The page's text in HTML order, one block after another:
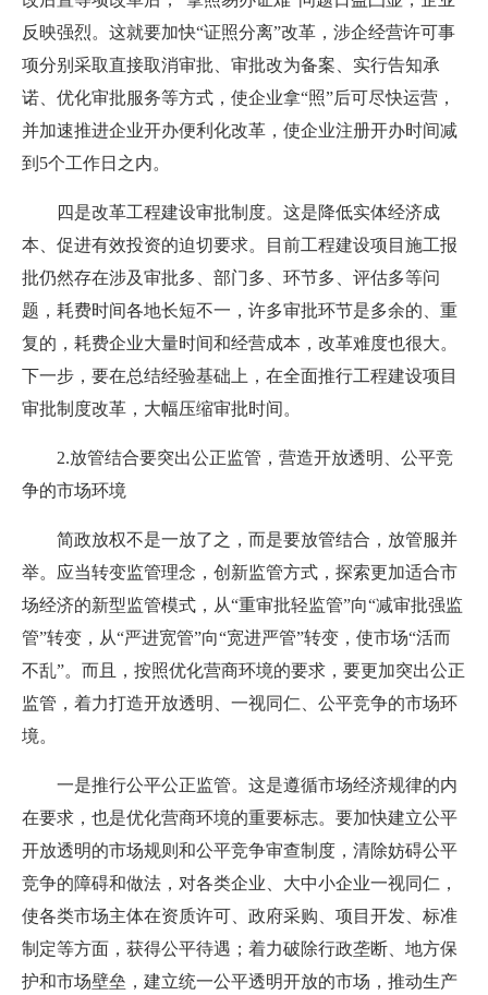
反映强烈。这就要加快“证照分离”改革，涉企经营许可事
项分别采取直接取消审批、审批改为备案、实行告知承
诺、优化审批服务等方式，使企业拿“照”后可尽快运营，
并加速推进企业开办便利化改革，使企业注册开办时间减
到5个工作日之内。
四是改革工程建设审批制度。这是降低实体经济成
本、促进有效投资的迫切要求。目前工程建设项目施工报
批仍然存在涉及审批多、部门多、环节多、评估多等问
题，耗费时间各地长短不一，许多审批环节是多余的、重
复的，耗费企业大量时间和经营成本，改革难度也很大。
下一步，要在总结经验基础上，在全面推行工程建设项目
审批制度改革，大幅压缩审批时间。
2.放管结合要突出公正监管，营造开放透明、公平竞
争的市场环境
简政放权不是一放了之，而是要放管结合，放管服并
举。应当转变监管理念，创新监管方式，探索更加适合市
场经济的新型监管模式，从“重审批轻监管”向“减审批强监
管”转变，从“严进宽管”向“宽进严管”转变，使市场“活而
不乱”。而且，按照优化营商环境的要求，要更加突出公正
监管，着力打造开放透明、一视同仁、公平竞争的市场环
境。
一是推行公平公正监管。这是遵循市场经济规律的内
在要求，也是优化营商环境的重要标志。要加快建立公平
开放透明的市场规则和公平竞争审查制度，清除妨碍公平
竞争的障碍和做法，对各类企业、大中小企业一视同仁，
使各类市场主体在资质许可、政府采购、项目开发、标准
制定等方面，获得公平待遇；着力破除行政垄断、地方保
护和市场壁垒，建立统一公平透明开放的市场，推动生产